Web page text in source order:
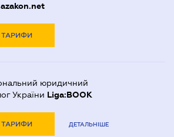
ТАРИФИ
юридичний
України Liga:BOOK
ТАРИФИ ДЕТАЛЬНІШЕ